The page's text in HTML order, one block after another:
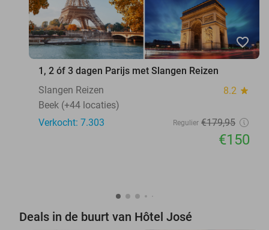
favorite_border
1, 2 óf 3 dagen Parijs met Slangen Reizen
Slangen Reizen
8.2 star
Beek (+44 locaties)
Verkocht: 7.303
Regulier €179,95
€150
Deals in de buurt van Hôtel José